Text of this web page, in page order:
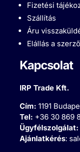
Fizetési
Szállítás
Áru
Elállás a
Kapcsolat
IRP Trade Kft.
Cím:1191
Tel: +36 30 869
Ügyfélszolgálat:
Ajánlatkérés: